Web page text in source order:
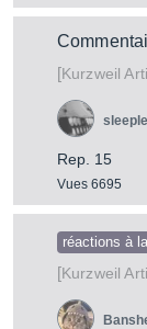
[Kurzweil
Rep. 15
Vues 6695
réactions à
[Kurzweil